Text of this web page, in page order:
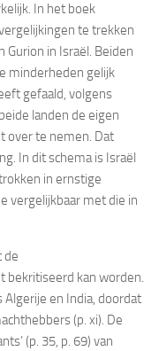
In het boek
te trekken
Gurion in Israël. Beiden
minderheden gelijk
gefaald, volgens
landen de eigen
over te nemen. Dat
In dit schema is Israël
in ernstige
vergelijkbaar met die in
de
bekritiseerd kan worden.
en India, doordat
(p. xi). De
(p. 35, p. 69) van